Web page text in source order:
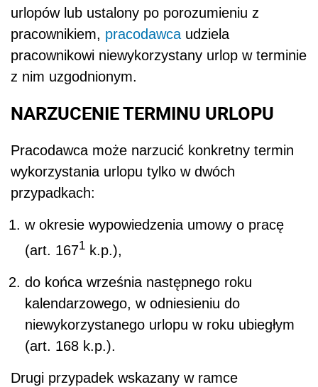
urlopów lub ustalony po porozumieniu z
pracownikiem, pracodawca udziela
pracownikowi niewykorzystany urlop w terminie
z nim uzgodnionym.
NARZUCENIE TERMINU URLOPU
Pracodawca może narzucić konkretny termin
wykorzystania urlopu tylko w dwóch
przypadkach:
w okresie wypowiedzenia umowy o pracę
(art. 1671 k.p.),
do końca września następnego roku
kalendarzowego, w odniesieniu do
niewykorzystanego urlopu w roku ubiegłym
(art. 168 k.p.).
Drugi przypadek wskazany w ramce